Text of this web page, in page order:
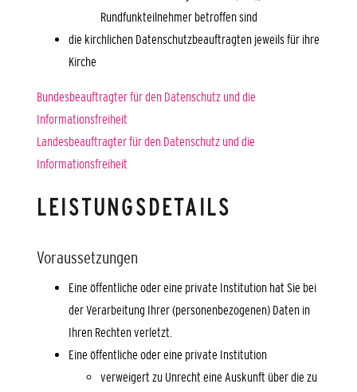
Rundfunkteilnehmer betroffen sind
die kirchlichen Datenschutzbeauftragten jeweils für ihre
Kirche
Bundesbeauftragter für den Datenschutz und die
Informationsfreiheit
Landesbeauftragter für den Datenschutz und die
Informationsfreiheit
LEISTUNGSDETAILS
Voraussetzungen
Eine öffentliche oder eine private Institution hat Sie bei
der Verarbeitung Ihrer (personenbezogenen) Daten in
Ihren Rechten verletzt.
Eine öffentliche oder eine private Institution
verweigert zu Unrecht eine Auskunft über die zu